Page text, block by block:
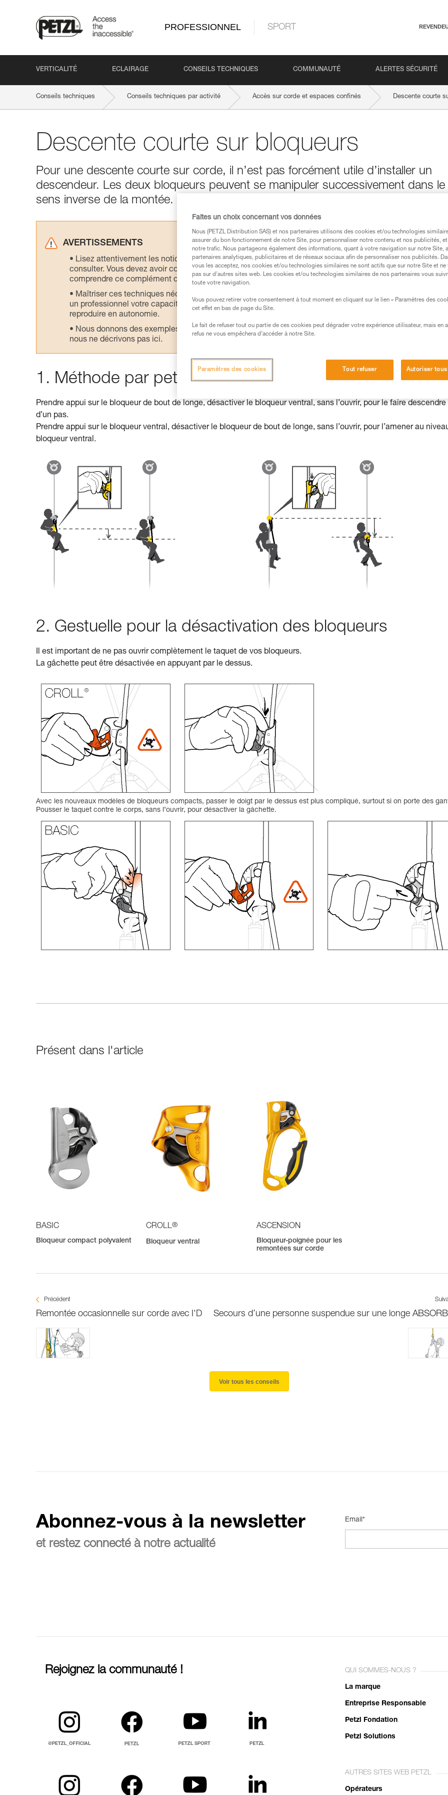
PROFESSIONNEL SPORT
VERTICALITÉ ECLAIRAGE CONSEILS TECHNIQUES COMMUNAUTÉ ALERTES SÉCURITÉ
Conseils techniques Conseils techniques par activité Accès sur corde et espaces confinés Descente courte
Descente courte sur bloqueurs
Pour une descente courte sur corde, il n’est pas forcément utile d’installer un
descendeur. Les deux bloqueurs peuvent se manipuler successivement dans le
sens inverse de la montée.
AVERTISSEMENTS
Lisez attentivement les notices techniques des produits utilisés dans ce conseil avant de le
consulter. Vous devez avoir compris les informations de la notice technique pour pouvoir
comprendre ce complément d’informations.
Maîtriser ces techniques nécessite une formation et un entraînement spécifique. Validez avec
un professionnel votre capacité à refaire la manipulation, seul, en toute sécurité, avant de la
reproduire en autonomie.
Nous donnons des exemples de techniques liées à votre activité. Il peut en exister d’autres que
nous ne décrivons pas ici.
1. Méthode par petits pas
Prendre appui sur le bloqueur de bout de longe, désactiver le bloqueur ventral, sans l’ouvrir, pour le faire descendre
d’un pas.
Prendre appui sur le bloqueur ventral, désactiver le bloqueur de bout de longe, sans l’ouvrir, pour l’amener au
bloqueur ventral.
2. Gestuelle pour la désactivation des bloqueurs
Il est important de ne pas ouvrir complètement le taquet de vos bloqueurs.
La gâchette peut être désactivée en appuyant par le dessus.
Avec les nouveaux modèles de bloqueurs compacts, passer le doigt par le dessus est plus compliqué, surtout si on porte des
Pousser le taquet contre le corps, sans l’ouvrir, pour désactiver la gâchette.
Présent dans l'article
BASIC
Bloqueur compact polyvalent
CROLL®
Bloqueur ventral
ASCENSION
Bloqueur-poignée pour les
remontées sur corde
Précédent
Remontée occasionnelle sur corde avec I'D Secours d’une personne suspendue sur une longe
Voir tous les conseils
Abonnez-vous à la newsletter
et restez connecté à notre actualité
Email*
Rejoignez la communauté ! QUI SOMMES-NOUS ?
La marque
Entreprise Responsable
Petzl Fondation
Petzl Solutions
AUTRES SITES WEB PETZL
Opérateurs
Faites un choix concernant vos données
Nous (PETZL Distribution SAS) et nos partenaires utilisons des cookies et/ou technologies
assurer du bon fonctionnement de notre Site, pour personnaliser notre contenu et nos publicités,
notre trafic. Nous partageons également des informations, quant à votre navigation sur notre Site,
partenaires analytiques, publicitaires et de réseaux sociaux afin de personnaliser nos publicités.
vous les acceptez, nos cookies et/ou technologies similaires ne sont actifs que sur notre Site et ne
pas sur d’autres sites web. Les cookies et/ou technologies similaires de nos partenaires vous
toute votre navigation.
Vous pouvez retirer votre consentement à tout moment en cliquant sur le lien « Paramètres des
cet effet en bas de page du Site.
Le fait de refuser tout ou partie de ces cookies peut dégrader votre expérience utilisateur, mais en
refus ne vous empêchera d’accéder à notre Site.
Tout refuser Autoriser
Paramètres des cookies